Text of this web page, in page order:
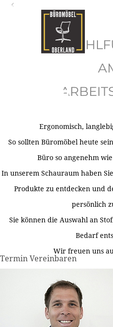
Ergonomisch,
So sollten Büromöbel heute
Büro so angenehm
In unserem Schauraum haben
Produkte zu entdecken und
persönlich
Sie können die Auswahl an
Bedarf
Wir freuen uns
Termin Vereinbaren